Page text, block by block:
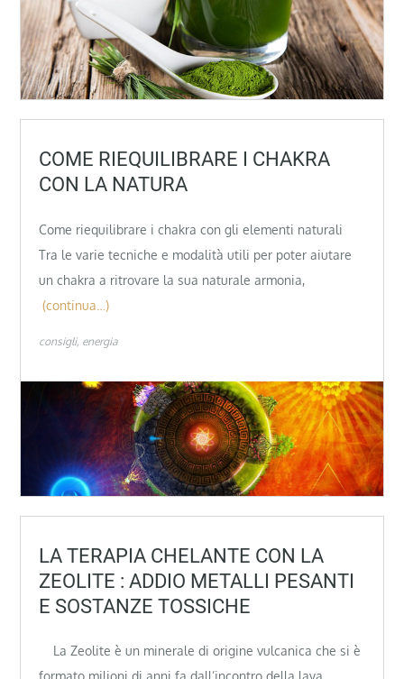
COME RIEQUILIBRARE I CHAKRA
CON LA NATURA
Come riequilibrare i chakra con gli elementi naturali
Tra le varie tecniche e modalità utili per poter aiutare
un chakra a ritrovare la sua naturale armonia,
(continua…)
consigli energia
LA TERAPIA CHELANTE CON LA
ZEOLITE : ADDIO METALLI PESANTI
E SOSTANZE TOSSICHE
La Zeolite è un minerale di origine vulcanica che si è